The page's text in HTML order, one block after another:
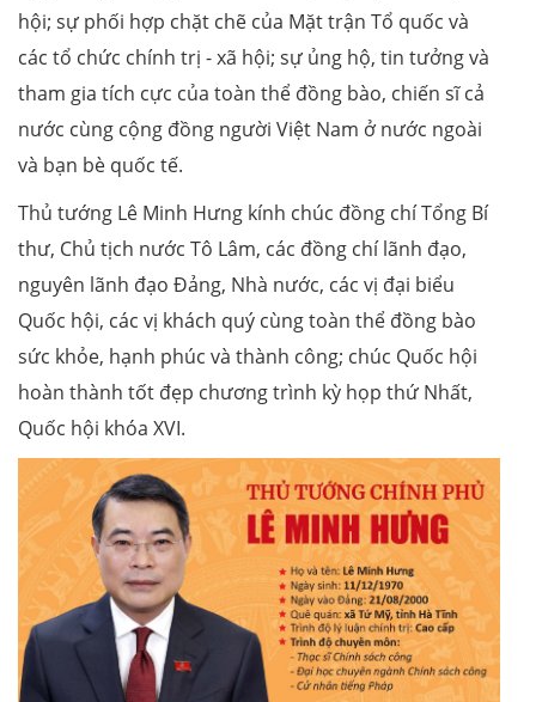
hội; sự phối hợp chặt chẽ của Mặt trận Tổ quốc và
các tổ chức chính trị - xã hội; sự ủng hộ, tin tưởng và
tham gia tích cực của toàn thể đồng bào, chiến sĩ cả
nước cùng cộng đồng người Việt Nam ở nước ngoài
và bạn bè quốc tế.
Thủ tướng Lê Minh Hưng kính chúc đồng chí Tổng Bí
thư, Chủ tịch nước Tô Lâm, các đồng chí lãnh đạo,
nguyên lãnh đạo Đảng, Nhà nước, các vị đại biểu
Quốc hội, các vị khách quý cùng toàn thể đồng bào
sức khỏe, hạnh phúc và thành công; chúc Quốc hội
hoàn thành tốt đẹp chương trình kỳ họp thứ Nhất,
Quốc hội khóa XVI.